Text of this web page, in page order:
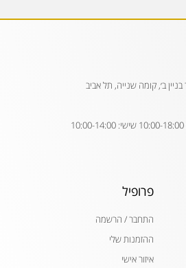
פרופיל
התחבר / הרשמה
ההזמנות שלי
איזור אישי